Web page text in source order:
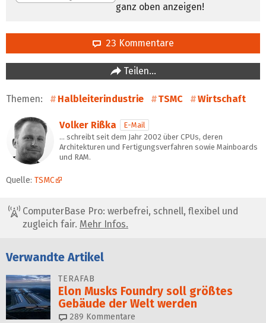
ganz oben anzeigen!
23 Kommentare
Teilen…
Themen: Halbleiterindustrie TSMC Wirtschaft
Volker Rißka
E-Mail
… schreibt seit dem Jahr 2002 über CPUs, deren
Architekturen und Fertigungsverfahren sowie Mainboards
und RAM.
Quelle: TSMC
ComputerBase Pro: werbefrei, schnell, flexibel und
zugleich fair. Mehr Infos.
Verwandte Artikel
TERAFAB
Elon Musks Foundry soll größ­tes
Gebäude der Welt werden
289 Kommentare